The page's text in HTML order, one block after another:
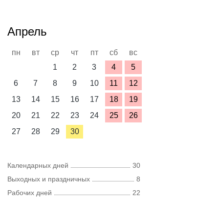
Апрель
пн вт ср чт пт сб
вс
1
2 3 4
5
6
7 8 9 10 11
12
13
14 15 16 17 18
19
20
21 22 23 24 25
26
27
28 29 30
Календарных дней
30
Выходных и праздничных
8
Рабочих дней
22